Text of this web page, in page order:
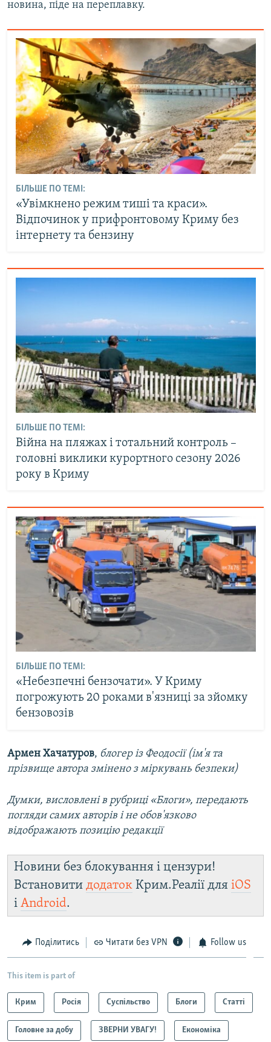
новина, піде на переплавку.
БІЛЬШЕ ПО ТЕМІ:
«Увімкнено режим тиші та краси».
Відпочинок у прифронтовому Криму без
інтернету та бензину
БІЛЬШЕ ПО ТЕМІ:
Війна на пляжах і тотальний контроль –
головні виклики курортного сезону 2026
року в Криму
БІЛЬШЕ ПО ТЕМІ:
«Небезпечні бензочати». У Криму
погрожують 20 роками в'язниці за зйомку
бензовозів
Армен Хачатуров, блогер із Феодосії (ім'я та
прізвище автора змінено з міркувань безпеки)
Думки, висловлені в рубриці «Блоги», передають
погляди самих авторів і не обов'язково
відображають позицію редакції
Новини без блокування і цензури!
Встановити додаток Крим.Реалії для iOS
і Android.
Поділитись Читати без VPN Follow us
This item is part of
Крим Росія Суспільство Блоги Статті
Головне за добу ЗВЕРНИ УВАГУ! Економіка